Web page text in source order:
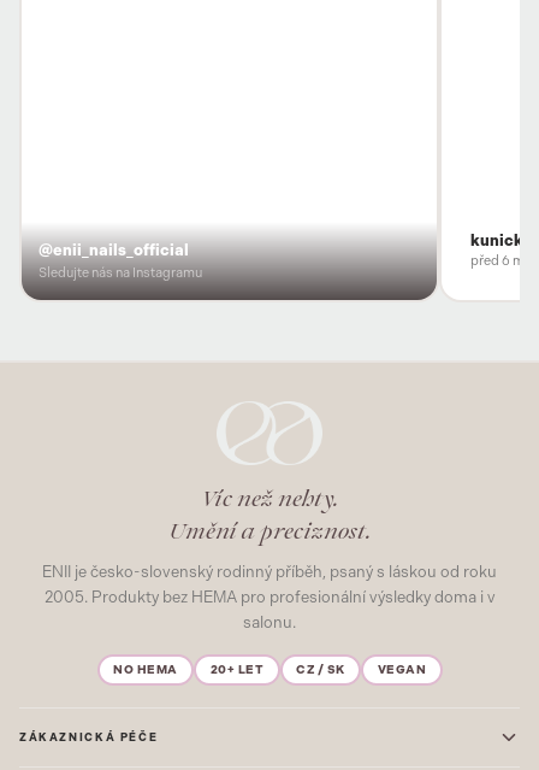
@enii_nails_official
Sledujte nás na Instagramu
před 6
Víc než nehty.
Umění a preciznost.
ENII je česko-slovenský rodinný příběh, psaný s láskou od roku
2005. Produkty bez HEMA pro profesionální výsledky doma i v
salonu.
NO HEMA 20+ LET CZ / SK VEGAN
ZÁKAZNICKÁ PÉČE